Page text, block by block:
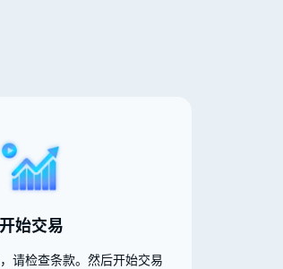
开始交易
请检查条款。然后开始交易